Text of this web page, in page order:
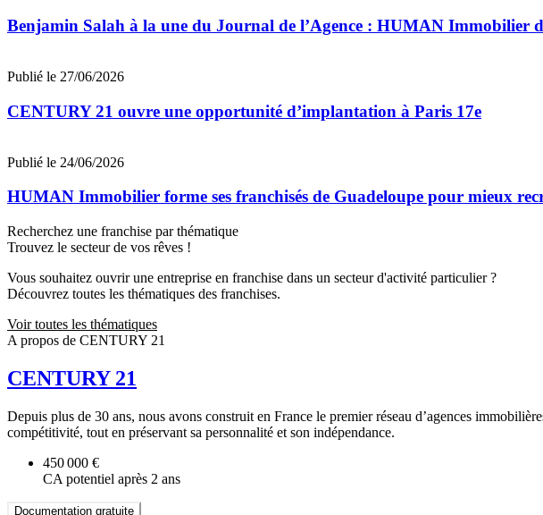
Benjamin Salah à la une du Journal de l’Agence : HUMAN Immobilier
Publié le 27/06/2026
CENTURY 21 ouvre une opportunité d’implantation à Paris 17e
Publié le 24/06/2026
HUMAN Immobilier forme ses franchisés de Guadeloupe pour mieux
Recherchez une franchise par thématique
Trouvez le secteur de vos rêves !
Vous souhaitez ouvrir une entreprise en franchise dans un secteur d'activité particulier ?
Découvrez toutes les thématiques des franchises.
Voir toutes les thématiques
A propos de CENTURY 21
CENTURY 21
Depuis plus de 30 ans, nous avons construit en France le premier réseau d’agences
compétitivité, tout en préservant sa personnalité et son indépendance.
450 000 €
CA potentiel après 2 ans
Documentation gratuite